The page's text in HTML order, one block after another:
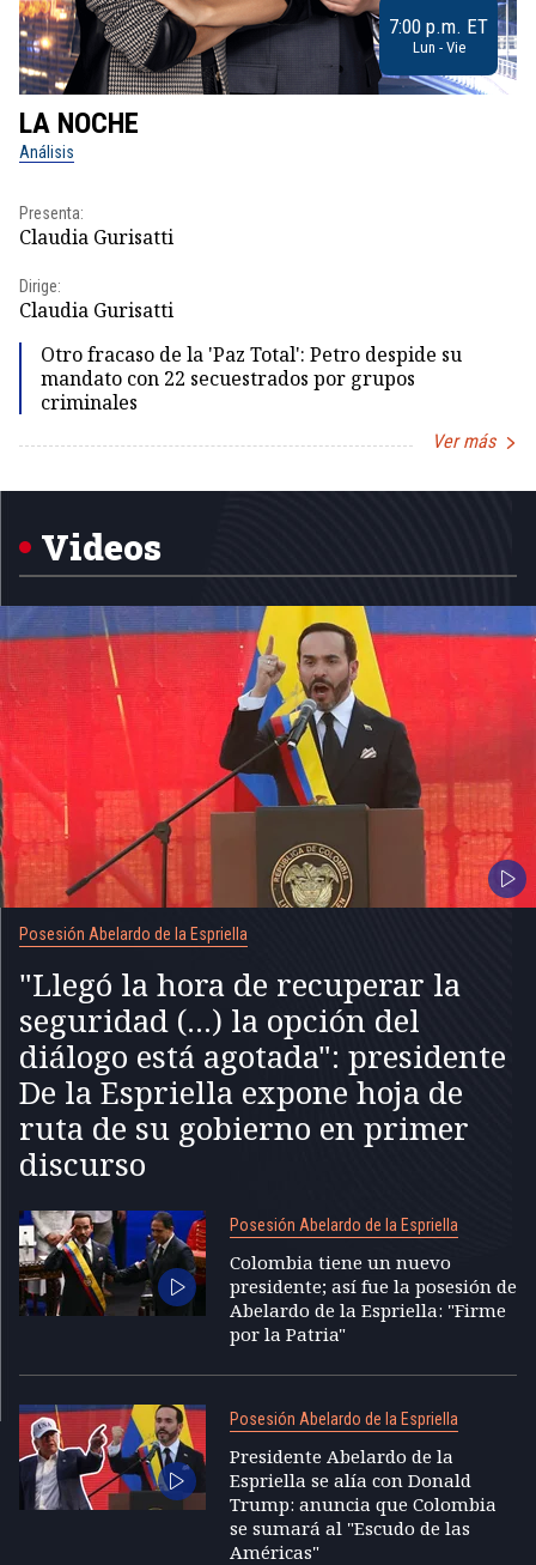
7:00 p.m. ET
Lun - Vie
LA NOCHE
Análisis
Presenta:
Claudia Gurisatti
Dirige:
Claudia Gurisatti
Otro fracaso de la 'Paz Total': Petro despide su
mandato con 22 secuestrados por grupos
criminales
Ver más
1
Videos
Posesión Abelardo de la Espriella
"Llegó la hora de recuperar la
seguridad (...) la opción del
diálogo está agotada": presidente
De la Espriella expone hoja de
ruta de su gobierno en primer
discurso
Posesión Abelardo de la Espriella
Colombia tiene un nuevo
presidente; así fue la posesión de
Abelardo de la Espriella: "Firme
por la Patria"
Posesión Abelardo de la Espriella
Presidente Abelardo de la
Espriella se alía con Donald
Trump: anuncia que Colombia
se sumará al "Escudo de las
Américas"